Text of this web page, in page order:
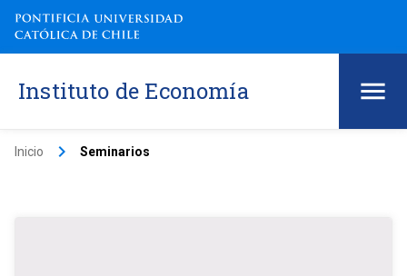
Instituto de Economía
Inicio keyboard_arrow_right Seminarios